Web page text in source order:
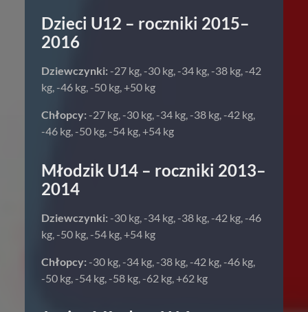
Dzieci U12 – roczniki 2015–
2016
Dziewczynki:-27 kg, -30 kg, -34 kg, -38 kg, -42
kg, -46 kg, -50 kg, +50 kg
Chłopcy:-27 kg, -30 kg, -34 kg, -38 kg, -42 kg,
-46 kg, -50 kg, -54 kg, +54 kg
Młodzik U14 – roczniki 2013–
2014
Dziewczynki:-30 kg, -34 kg, -38 kg, -42 kg, -46
kg, -50 kg, -54 kg, +54 kg
Chłopcy:-30 kg, -34 kg, -38 kg, -42 kg, -46 kg,
-50 kg, -54 kg, -58 kg, -62 kg, +62 kg